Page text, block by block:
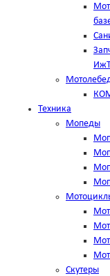
Техника
Мопеды
Скутеры